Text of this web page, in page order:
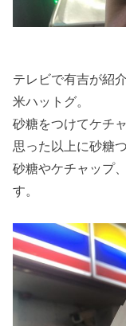
テレビで有吉が紹
米ハットグ。
砂糖をつけてケチ
思った以上に砂糖
砂糖やケチャップ
す。